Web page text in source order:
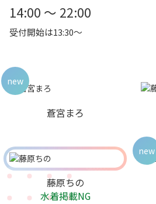
14:00 ～ 22:00
受付開始は13:30～
蒼宮まろ
new
藤原ちの
水着掲載NG
new